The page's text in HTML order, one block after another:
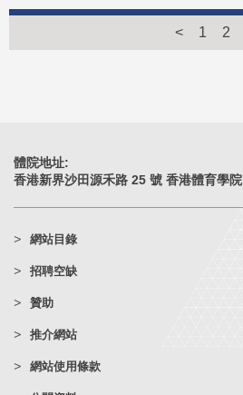
< 1 2
體院地址:
香港新界沙田源禾路 25 號 香港體育學院
網站目錄
招聘空缺
贊助
推介網站
網站使用條款